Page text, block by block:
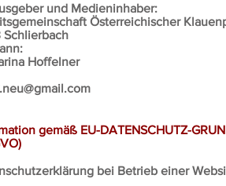
und Medieninhaber:
Österreichischer
Schlierbach
Hoffelner
gemäß EU-DATENSCHUTZ-
bei Betrieb einer